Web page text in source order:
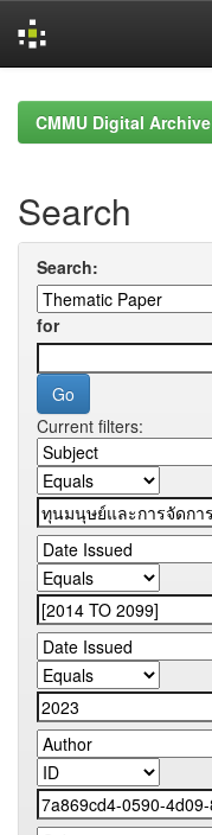
navigationCMMU Digital Archive
Search
Search:
for
Current filters: